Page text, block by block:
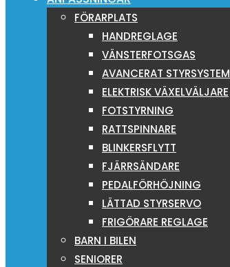
FÖRARPLATS
HANDREGLAGE
VÄNSTERFOTSGAS
AVANCERAT STYRSYSTEM
ELEKTRISK VÄXELVÄLJARE
FOTSTYRNING
RATTSPINNARE
BLINKERSFLYTT
FJÄRRSÄNDARE
PEDALFÖRHÖJNING
LÄTTAD STYRSERVO
FRIGÖRARE REGLAGE
BARN I BILEN
SENIORER